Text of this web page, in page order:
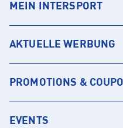
MEIN INTERSPORT
AKTUELLE WERBUNG
PROMOTIONS &
EVENTS